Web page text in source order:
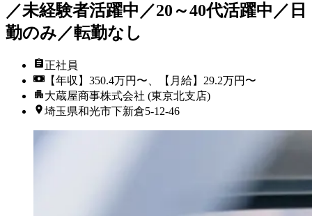
／未経験者活躍中／20～40代活躍中／日
勤のみ／転勤なし
正社員
【年収】350.4万円〜、【月給】29.2万円〜
大蔵屋商事株式会社 (東京北支店)
埼玉県和光市下新倉5-12-46